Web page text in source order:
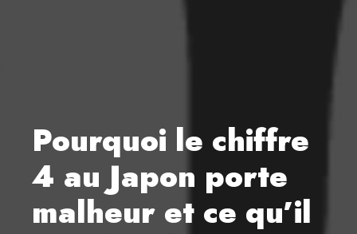
Pourquoi le chiffre
4 au Japon porte
malheur et ce qu’il